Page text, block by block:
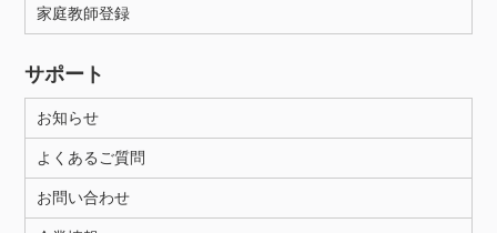
家庭教師登録
サポート
お知らせ
よくあるご質問
お問い合わせ